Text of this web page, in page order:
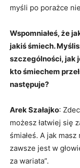
myśli po porażce
Wspomniałeś, że
jakiś śmiech.
szczególności, jak
kto śmiechem
następuje?
Arek Szałajko:
możesz łatwiej się
śmiałeś. A jak
zawsze jest w
za wariata”.